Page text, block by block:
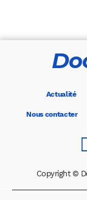
Actualité
Nous contacter
Copyright ©